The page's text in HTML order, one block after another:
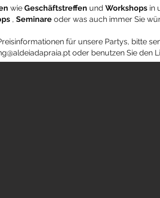
wie Geschäftstreffen und Workshops in
, Seminare oder was auch immer Sie
für unsere Partys, bitte
oder benutzen Sie den